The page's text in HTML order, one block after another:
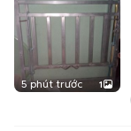
5 phút trước 1